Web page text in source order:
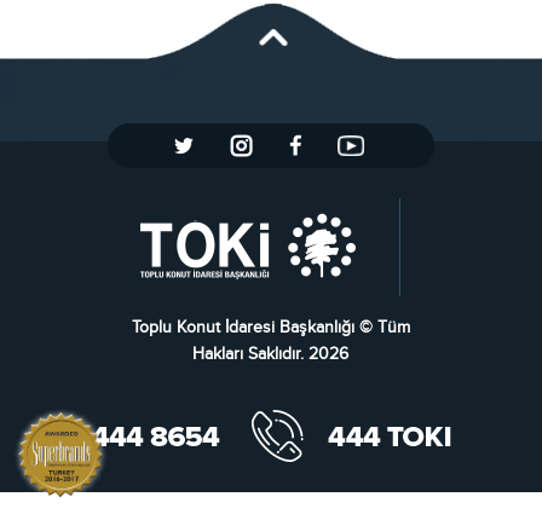
Toplu Konut İdaresi Başkanlığı © Tüm
Hakları Saklıdır. 2026